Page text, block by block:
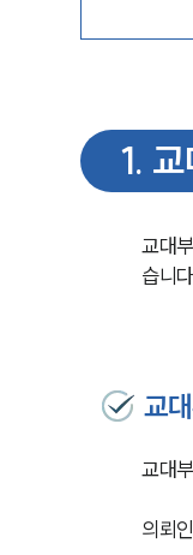
1.
교대
습니다.
교
교대
의뢰